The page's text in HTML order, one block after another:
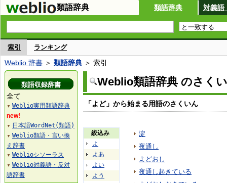
類語辞典 類語辞典 対義語
索引 ランキング
Weblio 辞書 ＞ 類語辞典 ＞ 索引
Weblio類語辞典 のさく
「よど」から始まる用語のさくいん
絞込み
よ
よあ
よい
よう
淀
夜通し
よどおし
夜通し起きている
類語収録辞書
全て
▼ Weblio実用類語辞典
new!
▼ 日本語WordNet(類語)
▼ Weblio類語・言い換
え辞書
▼ Weblioシソーラス
▼ Weblio対義語・反対
語辞書